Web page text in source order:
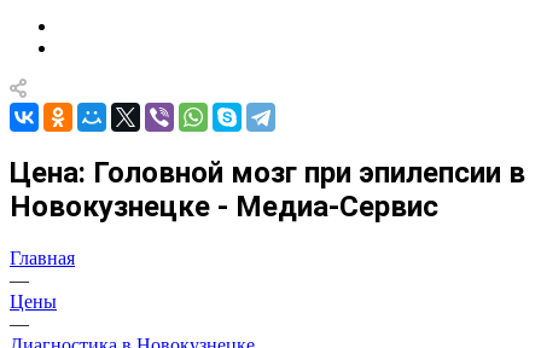
Цена: Головной мозг при эпилепсии в
Новокузнецке - Медиа-Сервис
Главная
—
Цены
—